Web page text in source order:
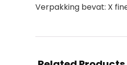
Verpakking bevat: X